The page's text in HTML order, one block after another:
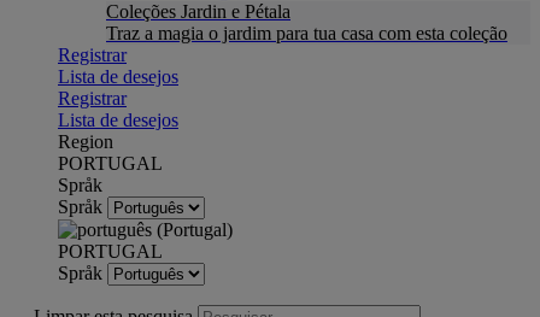
Coleções Jardin e Pétala
Traz a magia o jardim para tua casa com esta coleção
Registrar
Lista de desejos
Registrar
Lista de desejos
Region
PORTUGAL
Språk
Språk
PORTUGAL
Språk